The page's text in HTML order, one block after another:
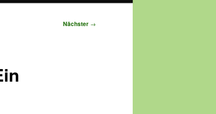
Nächster →